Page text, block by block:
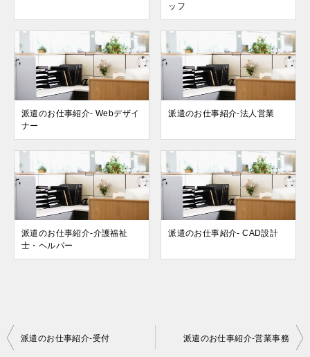
ッフ
派遣のお仕事紹介- Webデザイ
ナー
派遣のお仕事紹介-法人営業
派遣のお仕事紹介-介護福祉
士・ヘルパー
派遣のお仕事紹介- CAD設計
投
派遣のお仕事紹介-受付 派遣のお仕事紹介-営業事務